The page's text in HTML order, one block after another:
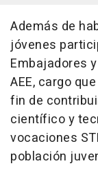
Además de
jóvenes
Embajadores
AEE, cargo
fin de
científico y
vocaciones
población